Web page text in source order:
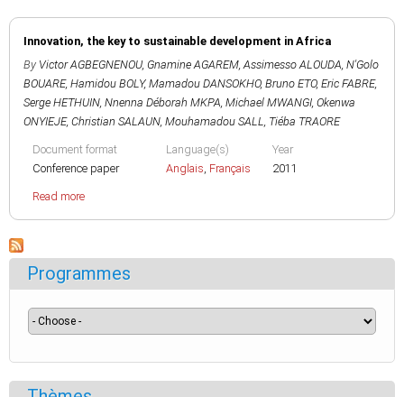
Innovation, the key to sustainable development in Africa
By Victor AGBEGNENOU, Gnamine AGAREM,Assimesso ALOUDA, N'Golo
BOUARE, Hamidou BOLY, Mamadou DANSOKHO, Bruno ETO, Eric FABRE,
Serge HETHUIN, Nnenna Déborah MKPA, Michael MWANGI, Okenwa
ONYIEJE, Christian SALAUN, Mouhamadou SALL, Tiéba TRAORE
Document format
Conference paper
Language(s)
Anglais, Français
Year
2011
Read more
Programmes